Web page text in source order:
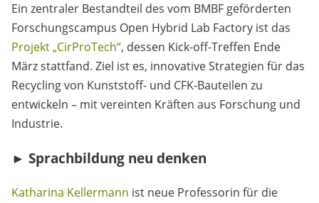
Ein zentraler Bestandteil des vom BMBF geförderten
Forschungscampus Open Hybrid Lab Factory ist das
Projekt „CirProTech“, dessen Kick-off-Treffen Ende
März stattfand. Ziel ist es, innovative Strategien für das
Recycling von Kunststoff- und CFK-Bauteilen zu
entwickeln – mit vereinten Kräften aus Forschung und
Industrie.
► Sprachbildung neu denken
Katharina Kellermann ist neue Professorin für die